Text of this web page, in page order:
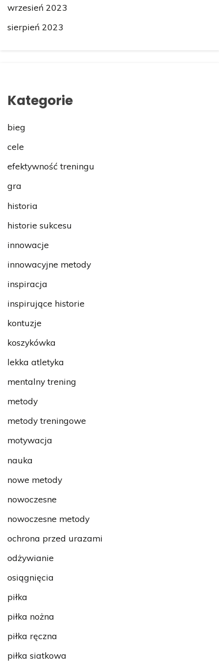
wrzesień 2023
sierpień 2023
Kategorie
bieg
cele
efektywność treningu
gra
historia
historie sukcesu
innowacje
innowacyjne metody
inspiracja
inspirujące historie
kontuzje
koszykówka
lekka atletyka
mentalny trening
metody
metody treningowe
motywacja
nauka
nowe metody
nowoczesne
nowoczesne metody
ochrona przed urazami
odżywianie
osiągnięcia
piłka
piłka nożna
piłka ręczna
piłka siatkowa